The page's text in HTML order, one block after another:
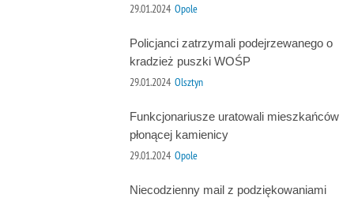
29.01.2024 Opole
Policjanci zatrzymali podejrzewanego o
kradzież puszki WOŚP
29.01.2024 Olsztyn
Funkcjonariusze uratowali mieszkańców
płonącej kamienicy
29.01.2024 Opole
Niecodzienny mail z podziękowaniami